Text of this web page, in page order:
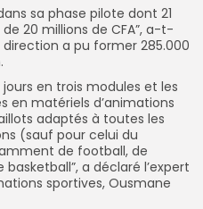
sa phase pilote dont 21
20 millions de CFA”, a-t-
a pu former 285.000
en trois modules et les
en matériels d’animations
adaptés à toutes les
(sauf pour celui du
de football, de
a déclaré l’expert
sportives, Ousmane